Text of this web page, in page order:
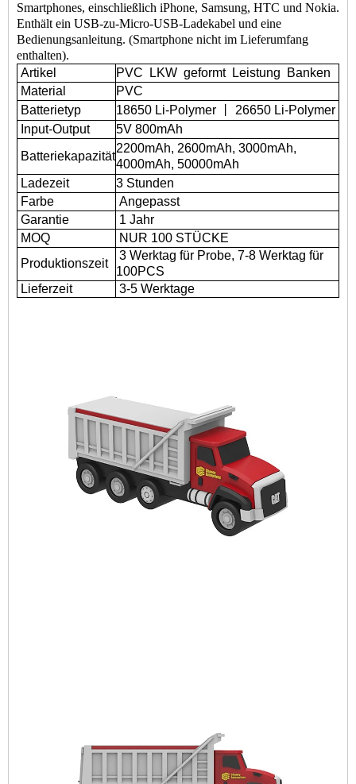
Smartphones, einschließlich iPhone, Samsung, HTC und Nokia.
Enthält ein USB-zu-Micro-USB-Ladekabel und eine
Bedienungsanleitung. (Smartphone nicht im Lieferumfang
enthalten).
Artikel
PVC LKW geformtLeistung Banken
Material
PVC
Batterietyp
18650 Li-Polymer 丨 26650 Li-Polymer
Input-Output
5V 800mAh
Batteriekapazität
2200mAh, 2600mAh, 3000mAh,
4000mAh, 50000mAh
Ladezeit
3 Stunden
Farbe
Angepasst
Garantie
1 Jahr
MOQ
NUR 100 STÜCKE
Produktionszeit
3 Werktag für Probe, 7-8 Werktag für
100PCS
Lieferzeit
3-5 Werktage